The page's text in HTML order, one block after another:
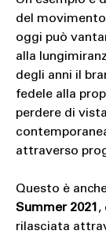
del
oggi può
alla
degli anni il
fedele alla
perdere di
attraverso
Questo è
Summer 2021 ,
rilasciata